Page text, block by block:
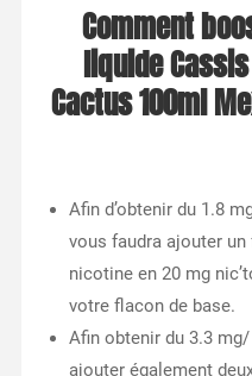
Comment
liquide
Cactus 100ml
Afin d’obtenir du 1.8
vous faudra ajouter
nicotine en 20 mg
votre flacon de base.
Afin obtenir du 3.3
ajouter également